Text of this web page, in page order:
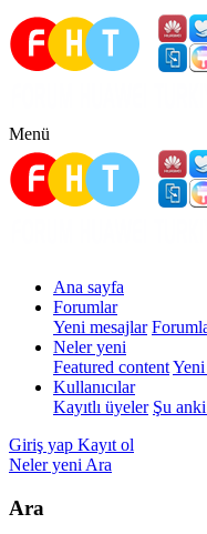
Menü
Ana sayfa
Forumlar
Yeni mesajlar
Neler yeni
Featured content
Kullanıcılar
Kayıtlı üyeler Şu
Giriş yap Kayıt ol
Neler yeni Ara
Ara